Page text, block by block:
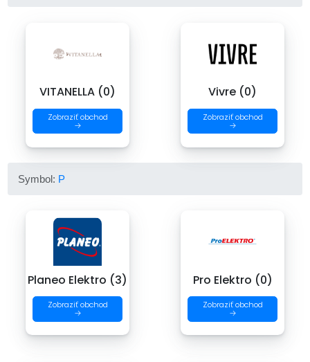
VITANELLA (0)
Zobraziť obchod
→
Vivre (0)
Zobraziť obchod
→
Symbol: P
Planeo Elektro (3)
Zobraziť obchod
→
Pro Elektro (0)
Zobraziť obchod
→